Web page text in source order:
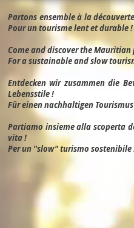
Partons ensemble à la
Pour un tourisme lent et durable !
Come and discover the
For a sustainable and slow
Entdecken wir zusammen die
Lebensstile !
Für einen nachhaltigen
Partiamo insieme alla scoperta
vita !
Per un "slow" turismo sostenibile